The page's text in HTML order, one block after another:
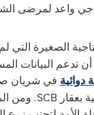
واعد لمرضى
الصغيرة التي
تدعم البيانات
دوائية في شريان
بعقارSCB
. ومن